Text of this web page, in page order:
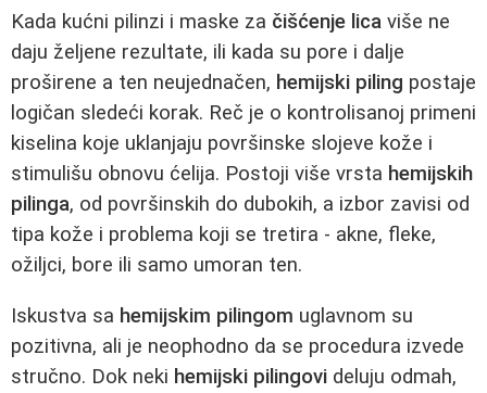
Kada kućni pilinzi i maske za čišćenje lica više ne
daju željene rezultate, ili kada su pore i dalje
proširene a ten neujednačen, hemijski piling postaje
logičan sledeći korak. Reč je o kontrolisanoj primeni
kiselina koje uklanjaju površinske slojeve kože i
stimulišu obnovu ćelija. Postoji više vrsta hemijskih
pilinga, od površinskih do dubokih, a izbor zavisi od
tipa kože i problema koji se tretira - akne, fleke,
ožiljci, bore ili samo umoran ten.
Iskustva sa hemijskim pilingom uglavnom su
pozitivna, ali je neophodno da se procedura izvede
stručno. Dok neki hemijski pilingovi deluju odmah,